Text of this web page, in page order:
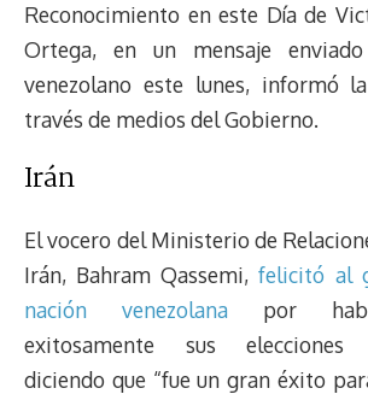
Reconocimiento en este Día de
Ortega, en un mensaje
venezolano este lunes, informó
través de medios del Gobierno.
Irán
El vocero del Ministerio de
Irán, Bahram Qassemi,felicitó al
nación venezolana por
exitosamente sus elecciones
diciendo que “fue un gran éxito